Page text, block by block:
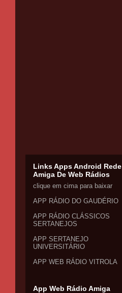
Links Apps Android Rede
Amiga De Web Rádios
clique em cima para baixar
APP RÁDIO DO GAUDÉRIO
APP RÁDIO CLÁSSICOS
SERTANEJOS
APP SERTANEJO
UNIVERSITÁRIO
APP WEB RÁDIO VITROLA
App Web Rádio Amiga